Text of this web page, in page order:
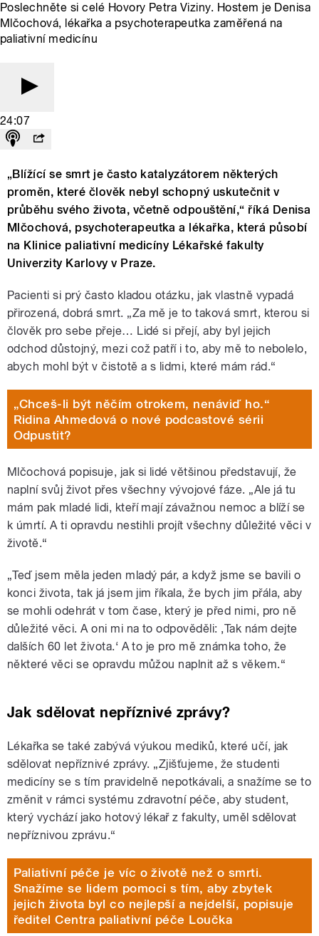
Poslechněte si celé Hovory Petra Viziny. Hostem je Denisa
Mlčochová, lékařka a psychoterapeutka zaměřená na
paliativní medicínu
24:07
„Blížící se smrt je často katalyzátorem některých
proměn, které člověk nebyl schopný uskutečnit v
průběhu svého života, včetně odpouštění,“ říká Denisa
Mlčochová, psychoterapeutka a lékařka, která působí
na Klinice paliativní medicíny Lékařské fakulty
Univerzity Karlovy v Praze.
Pacienti si prý často kladou otázku, jak vlastně vypadá
přirozená, dobrá smrt. „Za mě je to taková smrt, kterou si
člověk pro sebe přeje… Lidé si přejí, aby byl jejich
odchod důstojný, mezi což patří i to, aby mě to nebolelo,
abych mohl být v čistotě a s lidmi, které mám rád.“
„Chceš-li být něčím otrokem, nenáviď ho.“
Ridina Ahmedová o nové podcastové sérii
Odpustit?
Mlčochová popisuje, jak si lidé většinou představují, že
naplní svůj život přes všechny vývojové fáze. „Ale já tu
mám pak mladé lidi, kteří mají závažnou nemoc a blíží se
k úmrtí. A ti opravdu nestihli projít všechny důležité věci v
životě.“
„Teď jsem měla jeden mladý pár, a když jsme se bavili o
konci života, tak já jsem jim říkala, že bych jim přála, aby
se mohli odehrát v tom čase, který je před nimi, pro ně
důležité věci. A oni mi na to odpověděli: ‚Tak nám dejte
dalších 60 let života.‘ A to je pro mě známka toho, že
některé věci se opravdu můžou naplnit až s věkem.“
Jak sdělovat nepříznivé zprávy?
Lékařka se také zabývá výukou mediků, které učí, jak
sdělovat nepříznivé zprávy. „Zjišťujeme, že studenti
medicíny se s tím pravidelně nepotkávali, a snažíme se to
změnit v rámci systému zdravotní péče, aby student,
který vychází jako hotový lékař z fakulty, uměl sdělovat
nepříznivou zprávu.“
Paliativní péče je víc o životě než o smrti.
Snažíme se lidem pomoci s tím, aby zbytek
jejich života byl co nejlepší a nejdelší, popisuje
ředitel Centra paliativní péče Loučka